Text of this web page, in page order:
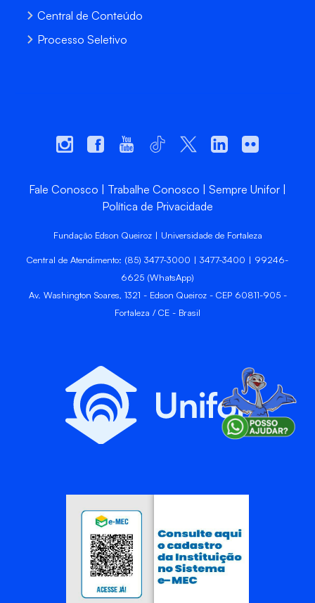
Central de Conteúdo
Processo Seletivo
Fale Conosco Trabalhe Conosco
Sempre Unifor
Política de Privacidade
Fundação Edson Queiroz | Universidade de Fortaleza
Central de Atendimento: (85) 3477-3000 | 3477-3400 | 99246-
6625 (WhatsApp)
Av. Washington Soares, 1321 - Edson Queiroz - CEP 60811-905 -
Fortaleza / CE - Brasil